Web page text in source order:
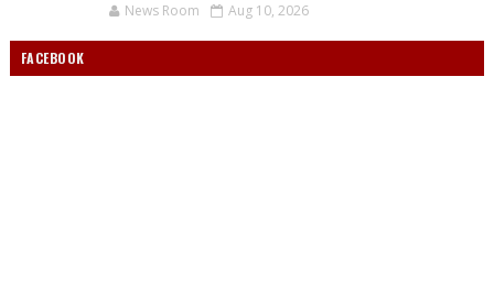
News Room Aug 10, 2026
FACEBOOK